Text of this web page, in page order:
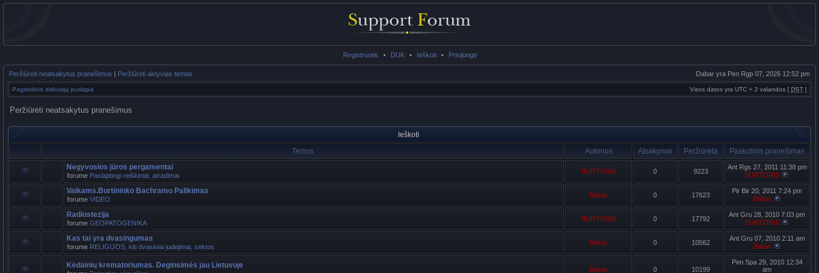
Registruotis • DUK • Ieškoti • Prisijungti
Peržiūrėti neatsakytus pranešimus | Peržiūrėti aktyvias temas Dabar yra Pen Rgp 07, 2026 12:52 pm
Pagrindinis diskusijų puslapis Visos datos yra UTC + 2 valandos [ DST ]
Peržiūrėti neatsakytus pranešimus
Ieškoti
Temos
Autorius Atsakymai Peržiūrėta
Paskutinis pranešimas
Negyvosios jūros pergamentai
forume Paslaptingi reiškiniai, atradimai
BURTONIS 0 9223
Ant Rgs 27, 2011 11:38 pm
BURTONIS
Vaikams.Burtininko Bachramo Palikimas
forume VIDEO
Baltas 0 17623
Pir Bir 20, 2011 7:24 pm
Baltas
Radiostezija
forume GEOPATOGENIKA
BURTONIS 0 17792
Ant Gru 28, 2010 7:03 pm
BURTONIS
Kas tai yra dvasingumas
forume RELIGIJOS, kiti dvasiniai judėjimai, sektos
Baltas 0 10562
Ant Gru 07, 2010 2:11 am
Baltas
Kėdainių krematoriumas. Deginsimės jau Lietuvoje Baltas 0 10199
Pen Spa 29, 2010 12:34
am